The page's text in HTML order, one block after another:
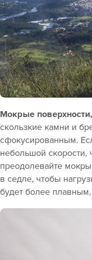
Мокрые
скользкие камни и
сфокусированным.
небольшой скорости,
преодолевайте
в седле, чтобы
будет более